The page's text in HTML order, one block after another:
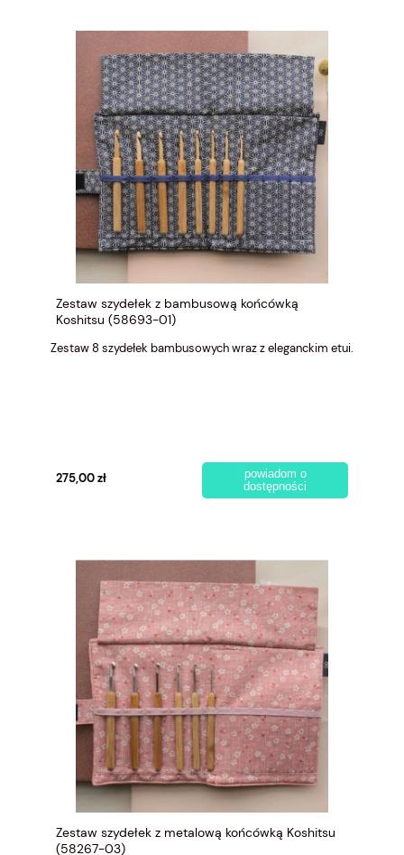
Zestaw szydełek z bambusową końcówką
Koshitsu (58693-01)
Zestaw 8 szydełek bambusowych wraz z eleganckim etui.
275,00 zł
powiadom o
dostępności
Zestaw szydełek z metalową końcówką Koshitsu
(58267-03)